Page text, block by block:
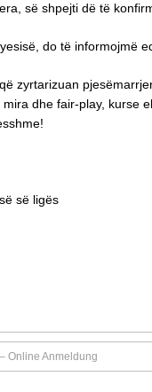
së shpejti dë të
do të informojmë
zyrtarizuan
dhe fair-play, kurse
së ligës
Online Anmeldung